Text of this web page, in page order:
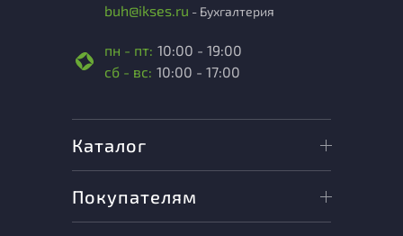
buh@ikses.ru - Бухгалтерия
пн - пт: 10:00 - 19:00
сб - вс: 10:00 - 17:00
Каталог
Покупателям